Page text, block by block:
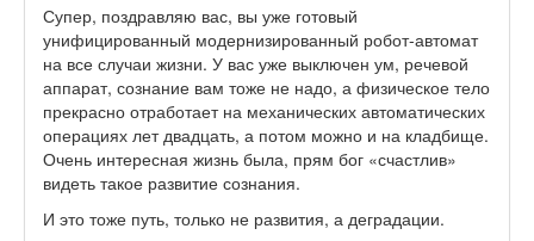
Супер, поздравляю вас, вы уже готовый
унифицированный модернизированный робот-автомат
на все случаи жизни. У вас уже выключен ум, речевой
аппарат, сознание вам тоже не надо, а физическое тело
прекрасно отработает на механических автоматических
операциях лет двадцать, а потом можно и на кладбище.
Очень интересная жизнь была, прям бог «счастлив»
видеть такое развитие сознания.
И это тоже путь, только не развития, а деградации.